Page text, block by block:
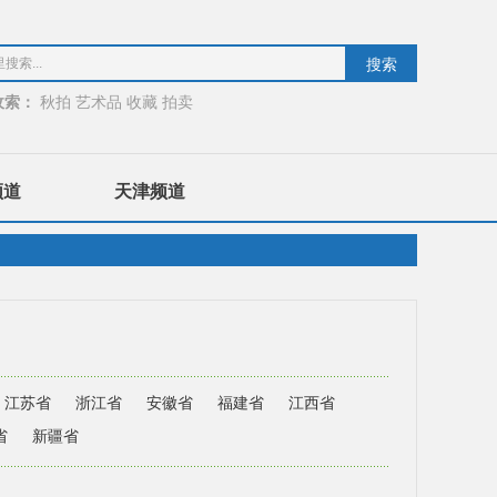
： 秋拍 艺术品 收藏 拍卖
道 天津频道
江苏省 浙江省 安徽省 福建省
江西省
新疆省